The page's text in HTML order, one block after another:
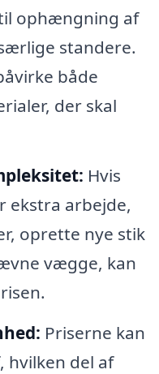
ophængning af
standere.
både
der skal
Hvis
ekstra arbejde,
oprette nye stik
vægge, kan
Priserne kan
del af